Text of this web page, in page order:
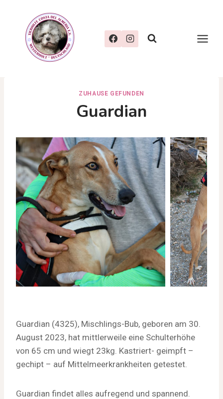
springen
ZUHAUSE GEFUNDEN
Guardian
Guardian (4325), Mischlings-Bub, geboren am 30.
August 2023, hat mittlerweile eine Schulterhöhe
von 65 cm und wiegt 23kg. Kastriert- geimpft –
gechipt – auf Mittelmeerkrankheiten getestet.
Guardian findet alles aufregend und spannend.